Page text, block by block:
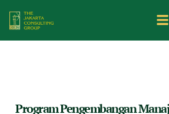
Program Pengembangan